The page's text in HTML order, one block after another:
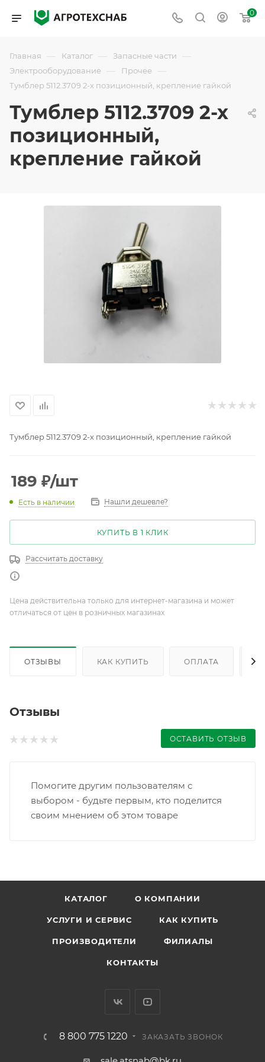
0
Главная — Каталог — Запасные части —
Электрооборудование — Прочее —
Тумблер 5112.3709 2-х позиционный, крепление гайкой
Тумблер 5112.3709 2-х
позиционный,
крепление гайкой
Тумблер 5112.3709 2-х позиционный, крепление гайкой
189 ₽/шт
Есть в наличии Нашли дешевле?
КУПИТЬ В 1 КЛИК
Рассчитать доставку
Цена действительна только для интернет-магазина и может
отличаться от цен в розничных магазинах
ОТЗЫВЫ КАК КУПИТЬ ОПЛАТА
Отзывы
ОСТАВИТЬ ОТЗЫВ
Помогите другим пользователям с
выбором - будьте первым, кто поделится
своим мнением об этом товаре
КАТАЛОГ О КОМПАНИИ
УСЛУГИ И СЕРВИС КАК КУПИТЬ
ПРОИЗВОДИТЕЛИ ФИЛИАЛЫ
КОНТАКТЫ
8 800 775 1220 ЗАКАЗАТЬ ЗВОНОК